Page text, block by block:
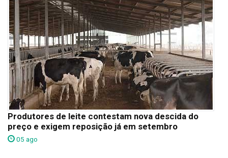
Produtores de leite contestam nova descida do
preço e exigem reposição já em setembro
05 ago